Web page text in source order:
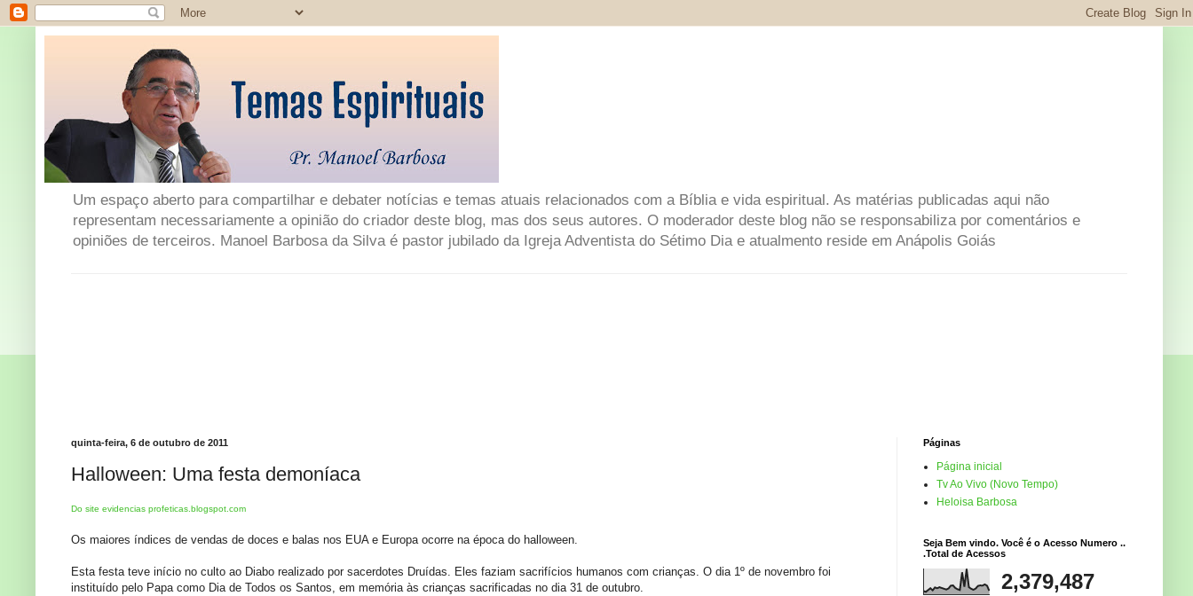
Um espaço aberto para compartilhar e debater notícias e temas atuais relacionados com a Bíblia e vida espiritual. As matérias publicadas aqui não
representam necessariamente a opinião do criador deste blog, mas dos seus autores. O moderador deste blog não se responsabiliza por comentários e
opiniões de terceiros. Manoel Barbosa da Silva é pastor jubilado da Igreja Adventista do Sétimo Dia e atualmento reside em Anápolis Goiás
quinta-feira, 6 de outubro de 2011
Halloween: Uma festa demoníaca
Do site evidencias profeticas.blogspot.com
Os maiores índices de vendas de doces e balas nos EUA e Europa ocorre na época do halloween.
Esta festa teve início no culto ao Diabo realizado por sacerdotes Druídas. Eles faziam sacrifícios humanos com crianças. O dia 1º de novembro foi
instituído pelo Papa como Dia de Todos os Santos, em memória às crianças sacrificadas no dia 31 de outubro.
Páginas
Página inicial
Tv Ao Vivo (Novo Tempo)
Heloisa Barbosa
Seja Bem vindo. Você é o Acesso Numero ..
.Total de Acessos
2,379,487